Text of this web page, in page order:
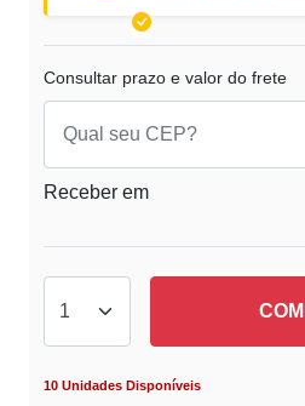
Consultar prazo e valor do frete
Receber em
10 Unidades Disponíveis